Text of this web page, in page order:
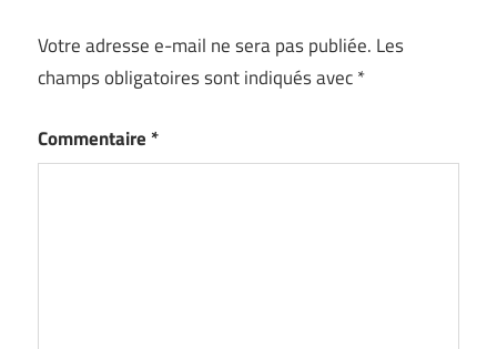
Votre adresse e-mail ne sera pas publiée. Les
champs obligatoires sont indiqués avec*
Commentaire *